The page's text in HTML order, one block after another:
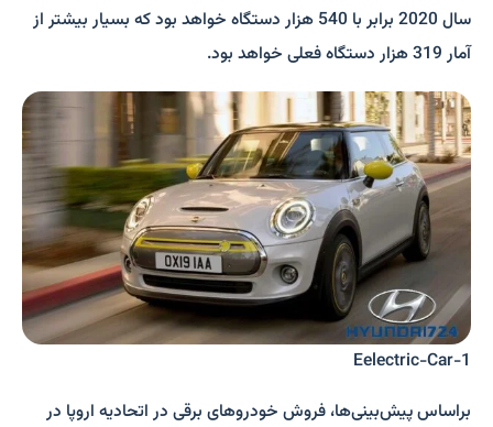
سال 2020 برابر با 540 هزار دستگاه خواهد بود که بسیار بیشتر از
آمار 319 هزار دستگاه فعلی خواهد بود.
Eelectric-Car-1
براساس پیش‌بینی‌ها، فروش خودروهای برقی در اتحادیه اروپا در